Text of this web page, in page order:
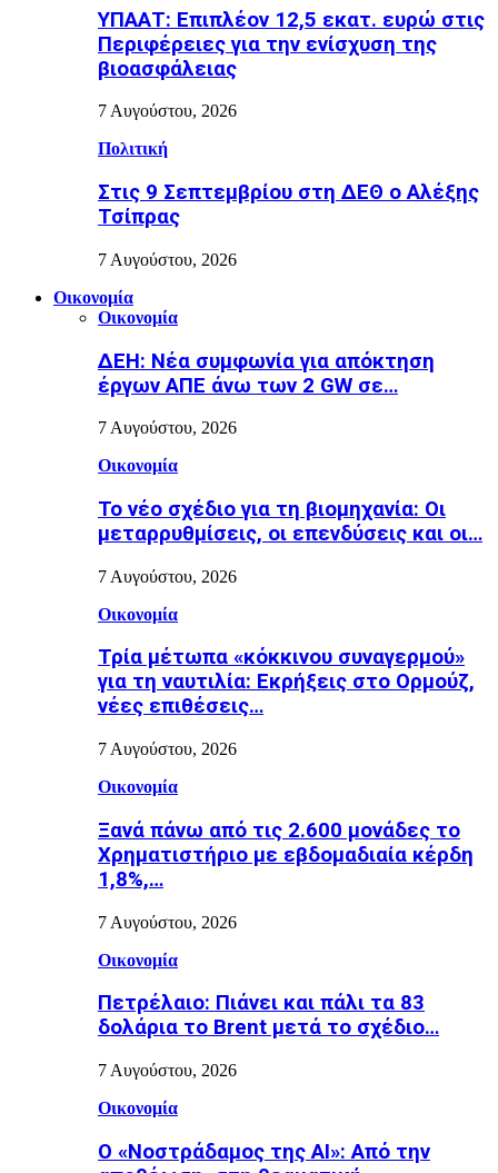
ΥΠΑΑΤ: Επιπλέον 12,5 εκατ. ευρώ στις
Περιφέρειες για την ενίσχυση της
βιοασφάλειας
7 Αυγούστου, 2026
Πολιτική
Στις 9 Σεπτεμβρίου στη ΔΕΘ ο Αλέξης
Τσίπρας
7 Αυγούστου, 2026
Οικονομία
Οικονομία
ΔΕΗ: Νέα συμφωνία για απόκτηση
έργων ΑΠΕ άνω των 2 GW σε…
7 Αυγούστου, 2026
Οικονομία
Το νέο σχέδιο για τη βιομηχανία: Οι
μεταρρυθμίσεις, οι επενδύσεις και οι…
7 Αυγούστου, 2026
Οικονομία
Τρία μέτωπα «κόκκινου συναγερμού»
για τη ναυτιλία: Εκρήξεις στο Ορμούζ,
νέες επιθέσεις…
7 Αυγούστου, 2026
Οικονομία
Ξανά πάνω από τις 2.600 μονάδες το
Χρηματιστήριο με εβδομαδιαία κέρδη
1,8%,…
7 Αυγούστου, 2026
Οικονομία
Πετρέλαιο: Πιάνει και πάλι τα 83
δολάρια το Brent μετά το σχέδιο…
7 Αυγούστου, 2026
Οικονομία
Ο «Νοστράδαμος της AI»: Από την